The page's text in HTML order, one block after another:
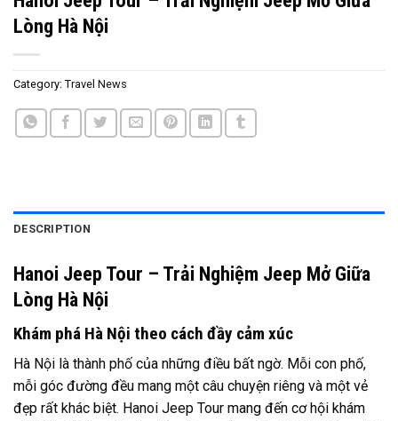
Lòng Hà Nội
Category: Travel News
DESCRIPTION
Hanoi Jeep Tour – Trải Nghiệm Jeep Mở Giữa
Lòng Hà Nội
Khám phá Hà Nội theo cách đầy cảm xúc
Hà Nội là thành phố của những điều bất ngờ. Mỗi con phố,
mỗi góc đường đều mang một câu chuyện riêng và một vẻ
đẹp rất khác biệt. Hanoi Jeep Tour mang đến cơ hội khám